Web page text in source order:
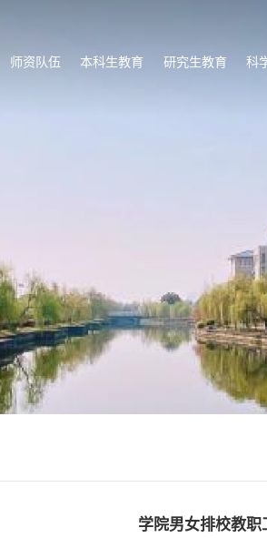
师资队伍 本科生教育 研究生教育 科
学院男女排校教